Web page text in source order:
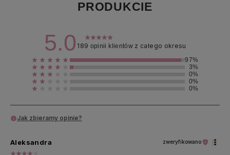
PRODUKCIE
5.0 189 opinii klientów z całego okresu
97%
3%
0%
0%
0%
Jak zbieramy opinie?
Aleksandra zweryfikowano